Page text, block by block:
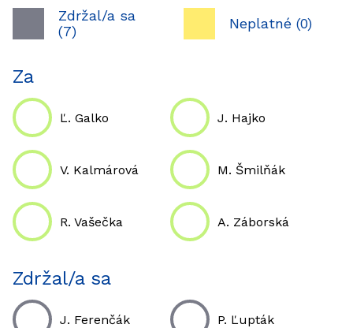
Zdržal/a sa
(7)
Neplatné (0)
Za
Ľ. Galko J. Hajko
V. Kalmárová M. Šmilňák
R. Vašečka A. Záborská
Zdržal/a sa
J. Ferenčák P. Ľupták